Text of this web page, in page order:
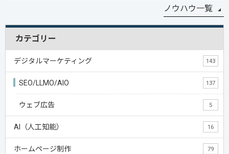
ノウハウ一覧
カテゴリー
デジタルマーケティング 143
SEO/LLMO/AIO 137
ウェブ広告 5
AI（人工知能） 16
ホームページ制作 79